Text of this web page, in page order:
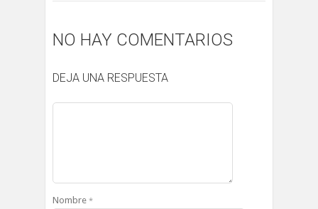
NO HAY COMENTARIOS
DEJA UNA RESPUESTA
Nombre *